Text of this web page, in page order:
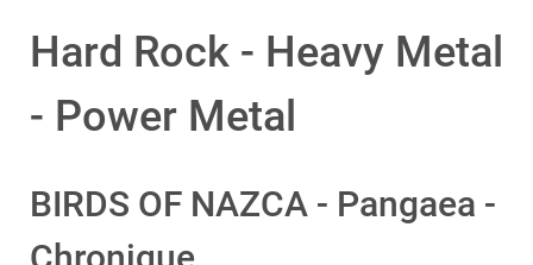
Hard Rock - Heavy Metal
- Power Metal
BIRDS OF NAZCA - Pangaea -